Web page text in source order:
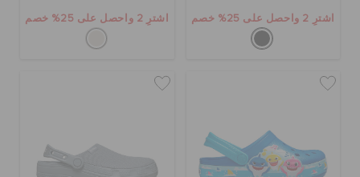
اشترِ 2 واحصل على 25% خصم اشترِ 2 واحصل على 25% خصم